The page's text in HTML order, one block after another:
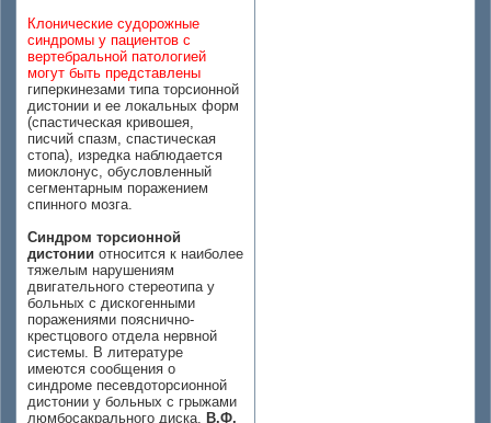
Клонические судорожные
синдромы у пациентов с
вертебральной патологией
могут быть представлены
гиперкинезами типа торсионной
дистонии и ее локальных форм
(спастическая кривошея,
писчий спазм, спастическая
стопа), изредка наблюдается
миоклонус, обусловленный
сегментарным поражением
спинного мозга.
Синдром торсионной
дистонии относится к наиболее
тяжелым нарушениям
двигательного стереотипа у
больных с дискогенными
поражениями пояснично-
крестцового отдела нервной
системы. В литературе
имеются сообщения о
синдроме песевдоторсионной
дистонии у больных с грыжами
люмбосакрального диска. В.Ф.